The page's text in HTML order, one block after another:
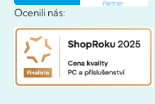
Ocenili nás: